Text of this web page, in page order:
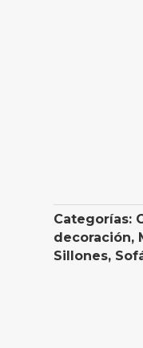
Categorías:
decoración,
Sillones,